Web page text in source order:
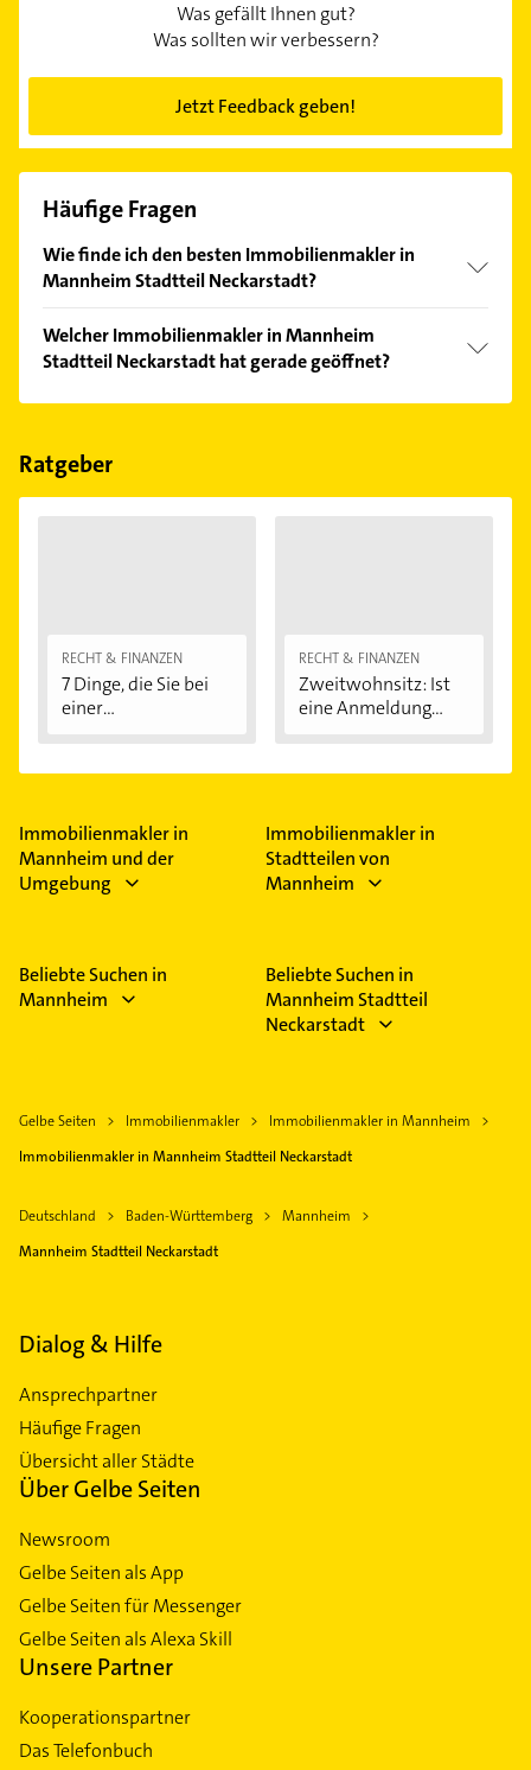
Was gefällt Ihnen gut?
Was sollten wir verbessern?
Jetzt Feedback geben!
Häufige Fragen
Wie finde ich den besten Immobilienmakler in
Mannheim Stadtteil Neckarstadt?
Kundenmeinungen und profitieren Sie von den
Empfehlungen. Die Suchergebnisse können Sie sich
einfach nachBewertungensortiert anzeigen lassen.
Welcher Immobilienmakler in Mannheim
Stadtteil Neckarstadt hat gerade geöffnet?
Im Anbieter-Bereich finden Sie alleÖffnungszeiten.
Feiertagen abweichen können.
Ratgeber
RECHT & FINANZEN
7 Dinge, die Sie bei
einer
RECHT & FINANZEN
Zweitwohnsitz: Ist
eine Anmeldung...
Immobilienmakler in
Mannheim und der
Umgebung
Immobilienmakler in
Stadtteilen von
Mannheim
Beliebte Suchen in
Mannheim
Beliebte Suchen in
Mannheim Stadtteil
Neckarstadt
Gelbe Seiten Immobilienmakler
Immobilienmakler in Mannheim
Immobilienmakler in Mannheim Stadtteil Neckarstadt
Deutschland Baden-Württemberg
Mannheim
Mannheim Stadtteil Neckarstadt
Dialog & Hilfe
Ansprechpartner
Häufige Fragen
Übersicht aller Städte
Über Gelbe Seiten
Newsroom
Gelbe Seiten als App
Gelbe Seiten für Messenger
Gelbe Seiten als Alexa Skill
Unsere Partner
Kooperationspartner
Das Telefonbuch